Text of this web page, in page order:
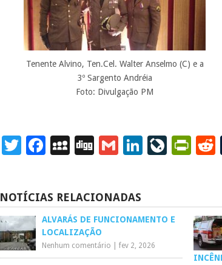
Tenente Alvino, Ten.Cel. Walter Anselmo (C) e a
3º Sargento Andréia
Foto: Divulgação PM
Twitter
Facebook
MySpace
DiggGmailLinkedIn
NOTÍCIAS RELACIONADAS
ALVARÁS DE FUNCIONAMENTO E
LOCALIZAÇÃO
Nenhum comentário fev 2, 2026